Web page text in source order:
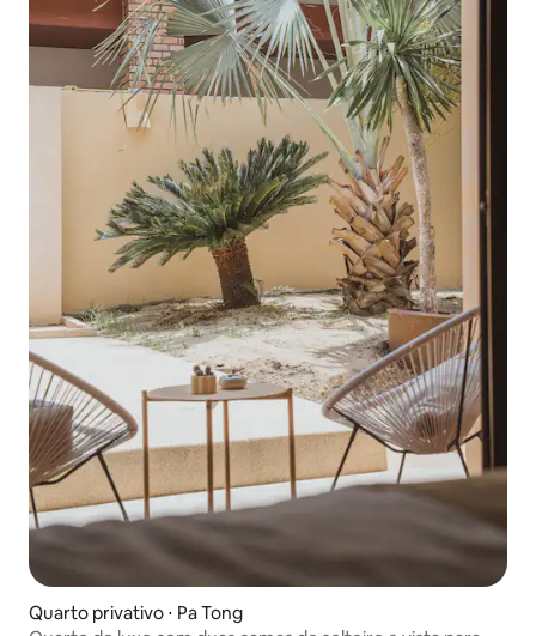
Quarto privativo ⋅ Pa Tong